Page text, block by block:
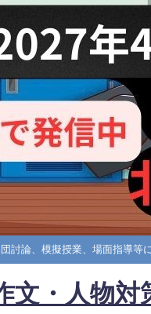
討論、模擬授業、場面指導等
文・人物対